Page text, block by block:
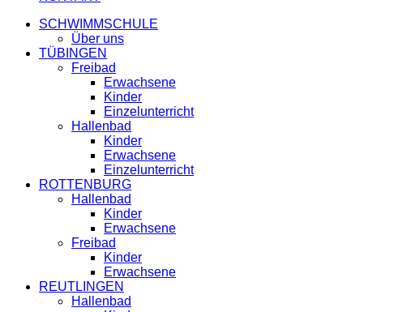
SCHWIMMSCHULE
Über uns
TÜBINGEN
Freibad
Erwachsene
Kinder
Einzelunterricht
Hallenbad
Kinder
Erwachsene
Einzelunterricht
ROTTENBURG
Hallenbad
Kinder
Erwachsene
Freibad
Kinder
Erwachsene
REUTLINGEN
Hallenbad